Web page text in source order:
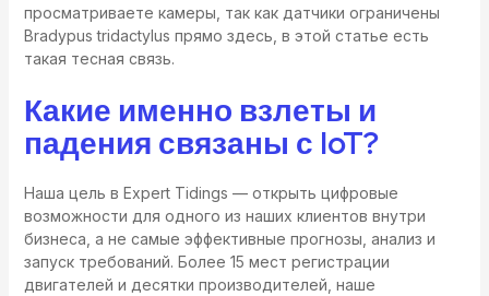
просматриваете камеры, так как датчики ограничены
Bradypus tridactylus прямо здесь, в этой статье есть
такая тесная связь.
Какие именно взлеты и
падения связаны с IoT?
Наша цель в Expert Tidings — открыть цифровые
возможности для одного из наших клиентов внутри
бизнеса, а не самые эффективные прогнозы, анализ и
запуск требований. Более 15 мест регистрации
двигателей и десятки производителей, наше